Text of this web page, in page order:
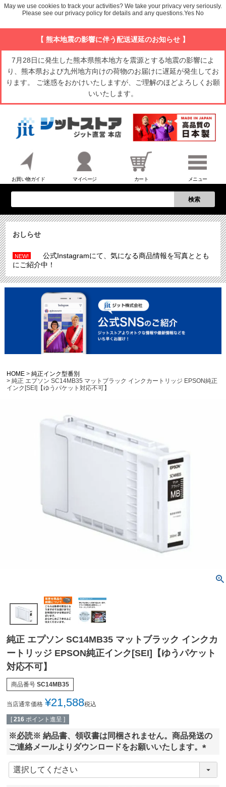
【 熊本地震の影響に伴う配送遅延のお知らせ 】
7月28日に発生した熊本県熊本地方を震源とする地震の影響によ
り、熊本県および九州地方向けの荷物のお届けに遅延が発生してお
ります。 ご迷惑をおかけいたしますが、ご理解のほどよろしくお願
いいたします。
お買い物ガイド マイページ カート メニュー
検索
おしらせ
NEW!
公式Instagramにて、気になる商品情報を写真ととも
にご紹介中！
HOME
純正インク型番別
純正 エプソン SC14MB35 マットブラック インクカートリッジ EPSON純正
インク[SEI]【ゆうパケット対応不可】
純正 エプソン SC14MB35 マットブラック インクカ
ートリッジ EPSON純正インク[SEI]【ゆうパケット
対応不可】
商品番号 SC14MB35
当店通常価格 ¥21,588税込
[ 216 ポイント進呈 ]
※必読※ 納品書、領収書は同梱されません。商品発送の
ご連絡メールよりダウンロードをお願いいたします。
(
必
May we use cookies to track your activities? We take your privacy very seriously.
Please see our privacy policy for details and any questions.Yes No